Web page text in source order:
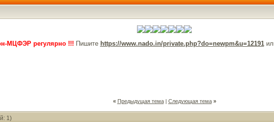
МЦФЭР регулярно !!! Пишите https://www.nado.in/private.php?do=newpm&u=12191
« Предыдущая тема| Следующая тема »
1)